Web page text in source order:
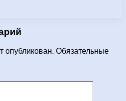
опубликован. Обязательные